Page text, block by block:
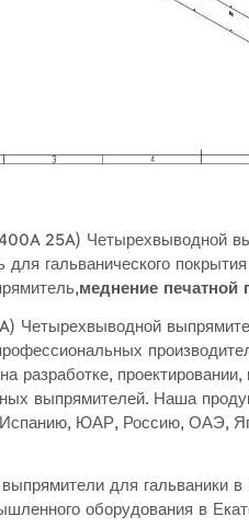
25A) Четырехвыводной
гальванического
меднение
Четырехвыводной
разработке,
выпрямителей. Наша
Испанию, ЮАР, Россию, ОАЭ,
для гальваники в
оборудования в